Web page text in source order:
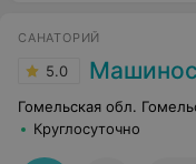
САНАТОРИЙ
5.0
Гомельская обл.
Круглосуточно